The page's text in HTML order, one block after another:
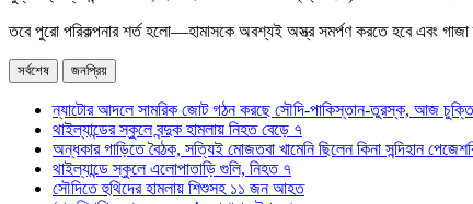
তবে পুরো পরিকল্পনার শর্ত হলো—হামাসকে অবশ্যই অস্ত্র সমর্পণ করতে হবে এবং
সর্বশেষ জনপ্রিয়
ন্যাটোর আদলে সামরিক জোট গঠন করছে সৌদি-পাকিস্তান-তুরস্ক, আজ
থাইল্যান্ডের স্কুলে বন্দুক হামলায় নিহত বেড়ে ৭
অন্ধকার গাড়িতে বৈঠক, সত্যিই মোজতবা খামেনি ছিলেন কিনা সন্দিহান
থাইল্যান্ডে স্কুলে এলোপাতাড়ি গুলি, নিহত ৭
সৌদিতে হুথিদের হামলায় শিশুসহ ১১ জন আহত